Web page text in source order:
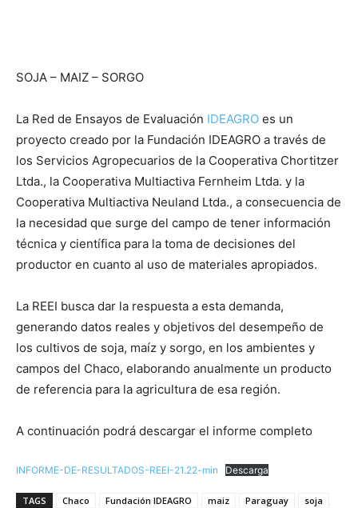
SOJA – MAIZ – SORGO
La Red de Ensayos de Evaluación IDEAGRO es un
proyecto creado por la Fundación IDEAGRO a través de
los Servicios Agropecuarios de la Cooperativa Chortitzer
Ltda., la Cooperativa Multiactiva Fernheim Ltda. y la
Cooperativa Multiactiva Neuland Ltda., a consecuencia de
la necesidad que surge del campo de tener información
técnica y científica para la toma de decisiones del
productor en cuanto al uso de materiales apropiados.
La REEI busca dar la respuesta a esta demanda,
generando datos reales y objetivos del desempeño de
los cultivos de soja, maíz y sorgo, en los ambientes y
campos del Chaco, elaborando anualmente un producto
de referencia para la agricultura de esa región.
A continuación podrá descargar el informe completo
INFORME-DE-RESULTADOS-REEI-21.22-min Descarga
TAGS Chaco Fundación IDEAGRO maiz Paraguay soja